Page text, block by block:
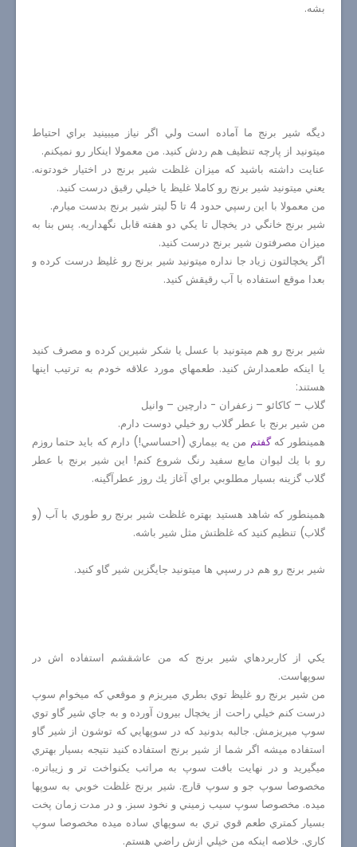
بشه.
ديگه شير برنج ما آماده است ولي اگر نياز ميبينيد براي احتياط
ميتونيد از پارچه تنظيف هم ردش كنيد. من معمولا اينكار رو نميكنم.
عنايت داشته باشيد كه ميزان غلظت شير برنج در اختيار خودتونه.
يعني ميتونيد شير برنج رو كاملا غليظ يا خيلي رقيق درست كنيد.
من معمولا با اين رسپي حدود 4 تا 5 ليتر شير برنج بدست ميارم.
شير برنج خانگي در يخچال تا يكي دو هفته قابل نگهداريه. پس بنا به
ميزان مصرفتون شير برنج درست كنيد.
اگر يخچالتون زياد جا نداره ميتونيد شير برنج رو غليظ درست كرده و
بعدا موقع استفاده با آب رقيقش كنيد.
شير برنج رو هم ميتونيد با عسل يا شكر شيرين كرده و مصرف كنيد
يا اينكه طعمدارش كنيد. طعمهاي مورد علاقه خودم به ترتيب اينها
هستند:
گلاب – كاكائو – زعفران - دارچين – وانيل
من شير برنج با عطر گلاب رو خيلي دوست دارم.
همينطور كهگفتم من يه بيماري (احساسي!) دارم كه بايد حتما روزم
رو با يك ليوان مايع سفيد رنگ شروع كنم! اين شير برنج با عطر
گلاب گزينه بسيار مطلوبي براي آغاز يك روز عطرآگينه.
همينطور كه شاهد هستيد بهتره غلظت شير برنج رو طوري با آب (و
گلاب) تنظيم كنيد كه غلظتش مثل شير باشه.
شير برنج رو هم در رسپي ها ميتونيد جايگزين شير گاو كنيد.
يكي از كاربردهاي شير برنج كه من عاشقشم استفاده اش در
سوپهاست.
من شير برنج رو غليظ توي بطري ميريزم و موقعي كه ميخوام سوپ
درست كنم خيلي راحت از يخچال بيرون آورده و به جاي شير گاو توي
سوپ ميريزمش. جالبه بدونيد كه در سوپهايي كه توشون از شير گاو
استفاده ميشه اگر شما از شير برنج استفاده كنيد نتيجه بسيار بهتري
ميگيريد و در نهايت بافت سوپ به مراتب يكنواخت تر و زيباتره.
مخصوصا سوپ جو و سوپ قارچ. شير برنج غلظت خوبي به سوپها
ميده. مخصوصا سوپ سيب زميني و نخود سبز. و در مدت زمان پخت
بسيار كمتري طعم قوي تري به سوپهاي ساده ميده مخصوصا سوپ
كاري. خلاصه اينكه من خيلي ازش راضي هستم.